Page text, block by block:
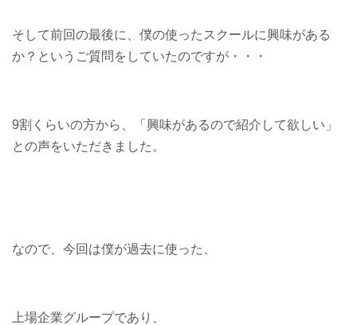
そして前回の最後に、僕の使ったスクールに興味がある
か？というご質問をしていたのですが・・・
9割くらいの方から、「興味があるので紹介して欲しい」
との声をいただきました。
なので、今回は僕が過去に使った、
上場企業グループであり、